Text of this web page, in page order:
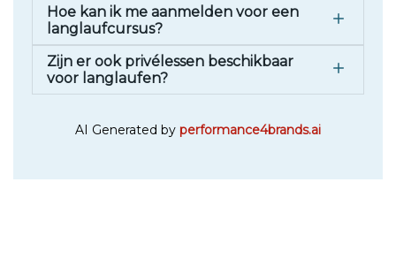
Hoe kan ik me aanmelden voor een
langlaufcursus?
Zijn er ook privélessen beschikbaar
voor langlaufen?
AI Generated by performance4brands.ai